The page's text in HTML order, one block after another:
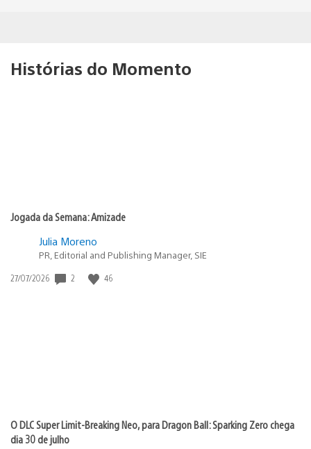
Histórias do Momento
Jogada da Semana: Amizade
Julia Moreno
PR, Editorial and Publishing Manager, SIE
Data
27/07/2026 2 46
O DLC Super Limit-Breaking Neo, para Dragon Ball: Sparking Zero chega
dia 30 de julho